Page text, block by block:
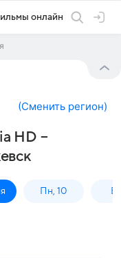
онлайн
(Сменить регион)
HD –
Пн, 10